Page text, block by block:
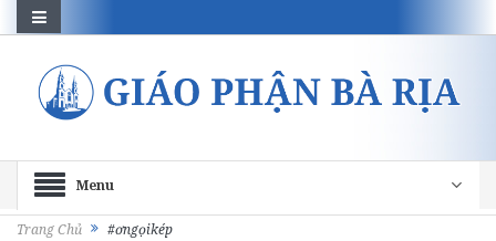
Menu
Trang Chủ #ơngọikép